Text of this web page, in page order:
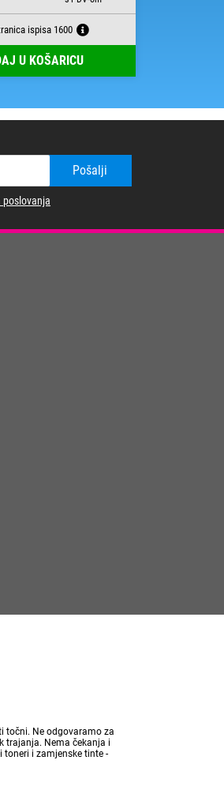
ispisa 1600
U KOŠARICU
Pošalji
točni. Ne odgovaramo za
trajanja. Nema čekanja i
i zamjenske tinte -